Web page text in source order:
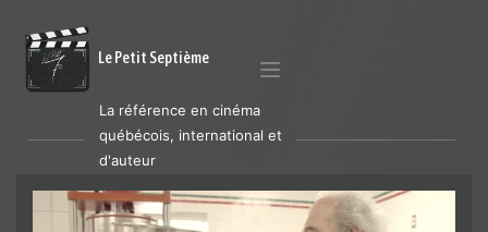
Le Petit Septième
La référence en cinéma
québécois, international et
d'auteur